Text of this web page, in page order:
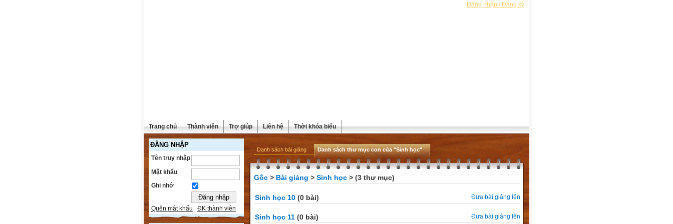
Đăng nhập / Đăng ký
Trang chủ Thành viên Trợ giúp Liên hệ Thời khóa biểu
ĐĂNG NHẬP
Tên truy nhập
Mật khẩu
Ghi nhớ
Quên mật khẩu ĐK thành viên
Danh sách bài giảng Danh sách thư mục con của "Sinh học"
Gốc > Bài giảng > Sinh học > (3 thư mục)
Đưa bài giảng lên
Sinh học 10 (0 bài)
Đưa bài giảng lên
Sinh học 11 (0 bài)